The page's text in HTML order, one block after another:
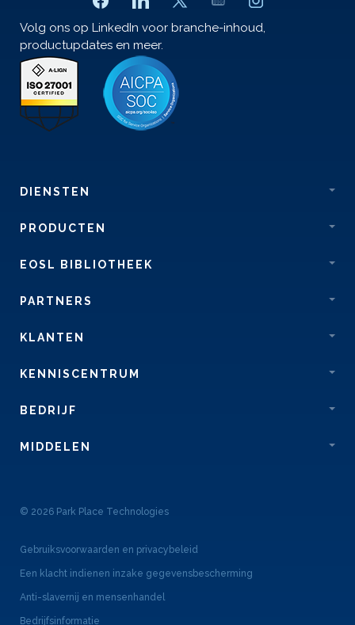
Volg ons op LinkedIn voor branche-inhoud,
productupdates en meer.
DIENSTEN
PRODUCTEN
EOSL BIBLIOTHEEK
PARTNERS
KLANTEN
KENNISCENTRUM
BEDRIJF
MIDDELEN
© 2026 Park Place Technologies
Gebruiksvoorwaarden en privacybeleid
Een klacht indienen inzake gegevensbescherming
Anti-slavernij en mensenhandel
Bedrijfsinformatie